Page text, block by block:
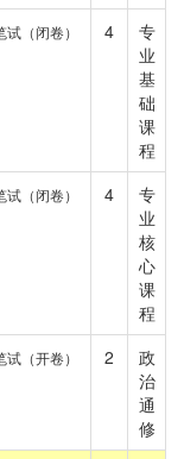
试（闭卷） 4
专
业
基
础
课
程
试（闭卷） 4
专
业
核
心
课
程
试（开卷） 2
政
治
通
修